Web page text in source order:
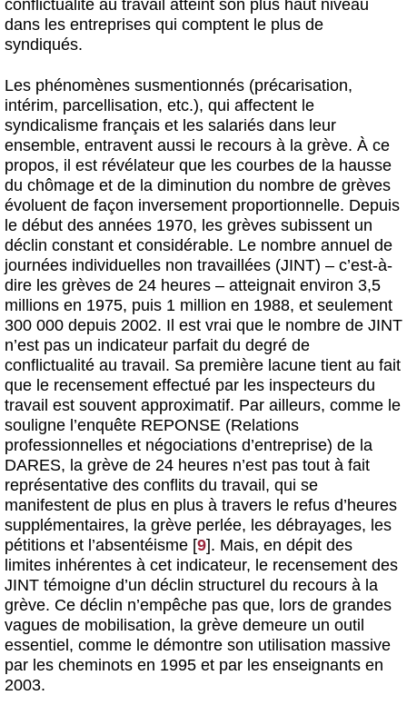
conflictualité au travail atteint son plus haut niveau
dans les entreprises qui comptent le plus de
syndiqués.
Les phénomènes susmentionnés (précarisation,
intérim, parcellisation, etc.), qui affectent le
syndicalisme français et les salariés dans leur
ensemble, entravent aussi le recours à la grève. À ce
propos, il est révélateur que les courbes de la hausse
du chômage et de la diminution du nombre de grèves
évoluent de façon inversement proportionnelle. Depuis
le début des années 1970, les grèves subissent un
déclin constant et considérable. Le nombre annuel de
journées individuelles non travaillées (JINT) – c’est-à-
dire les grèves de 24 heures – atteignait environ 3,5
millions en 1975, puis 1 million en 1988, et seulement
300 000 depuis 2002. Il est vrai que le nombre de JINT
n’est pas un indicateur parfait du degré de
conflictualité au travail. Sa première lacune tient au fait
que le recensement effectué par les inspecteurs du
travail est souvent approximatif. Par ailleurs, comme le
souligne l’enquête REPONSE (Relations
professionnelles et négociations d’entreprise) de la
DARES, la grève de 24 heures n’est pas tout à fait
représentative des conflits du travail, qui se
manifestent de plus en plus à travers le refus d’heures
supplémentaires, la grève perlée, les débrayages, les
pétitions et l’absentéisme [9]. Mais, en dépit des
limites inhérentes à cet indicateur, le recensement des
JINT témoigne d’un déclin structurel du recours à la
grève. Ce déclin n’empêche pas que, lors de grandes
vagues de mobilisation, la grève demeure un outil
essentiel, comme le démontre son utilisation massive
par les cheminots en 1995 et par les enseignants en
2003.